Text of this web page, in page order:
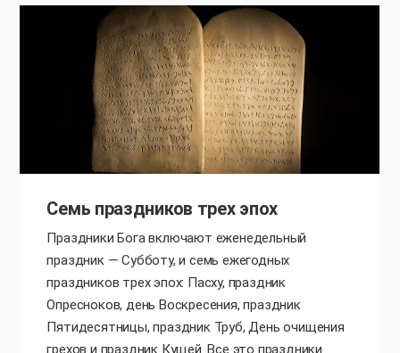
Семь праздников трех эпох
Праздники Бога включают еженедельный
праздник — Субботу, и семь ежегодных
праздников трех эпох: Пасху, праздник
Опресноков, день Воскресения, праздник
Пятидесятницы, праздник Труб, День очищения
грехов и праздник Кущей. Все это праздники